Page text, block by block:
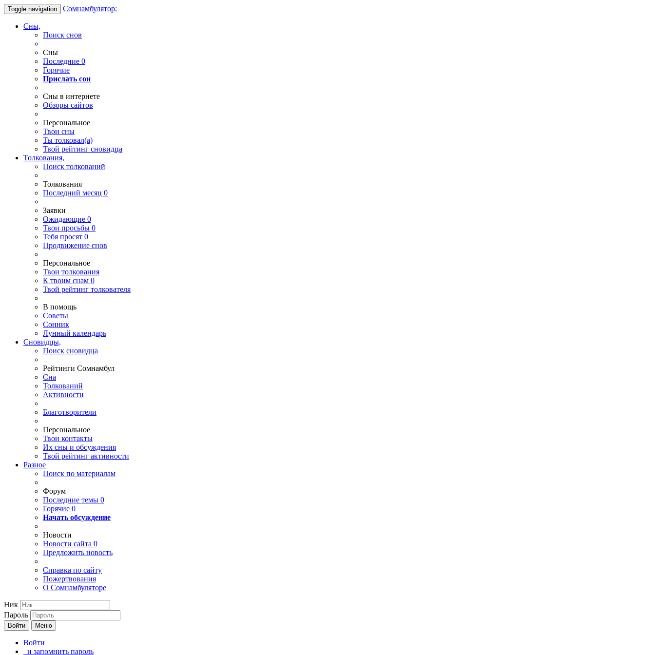
Toggle navigation Сомнамбулятор:
Сны,
Поиск снов
Сны
Последние 0
Горячие
Прислать сон
Сны в интернете
Обзоры сайтов
Персональное
Твои сны
Ты толковал(а)
Твой рейтинг сновидца
Толкования,
Поиск толкований
Толкования
Последний месяц 0
Заявки
Ожидающие 0
Твои просьбы 0
Тебя просят 0
Продвижение снов
Персональное
Твои толкования
К твоим снам 0
Твой рейтинг толкователя
В помощь
Советы
Сонник
Лунный календарь
Сновидцы,
Поиск сновидца
Рейтинги Сомнамбул
Сна
Толкований
Активности
Благотворители
Персональное
Твои контакты
Их сны и обсуждения
Твой рейтинг активности
Разное
Поиск по материалам
Форум
Последние темы 0
Горячие 0
Начать обсуждение
Новости
Новости сайта 0
Предложить новость
Справка по сайту
Пожертвования
О Сомнамбуляторе
Ник
Пароль
Войти Меню
Войти
и запомнить пароль